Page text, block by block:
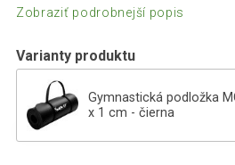
Zobraziť podrobnejší popis
Varianty produktu
Gymnastická podložka
x 1 cm - čierna